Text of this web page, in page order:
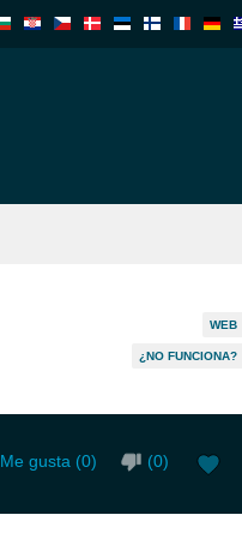
WEB
¿NO FUNCIONA?
Me gusta (0) (0)